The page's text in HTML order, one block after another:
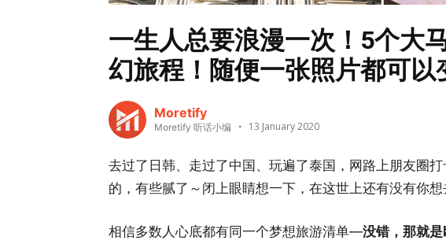
一生人总要浪漫一次！5个大
幻旅程！随便一张照片都可以
Moretify
Moretify 听话小编 13 January 2020
去过了日韩、走过了中国、玩遍了泰国，网路上朋友圈
的，有些腻了～闭上眼睛想一下，在这世上还有没有你
相信多数人心底都有同一个梦想旅游清单—没错，那就是